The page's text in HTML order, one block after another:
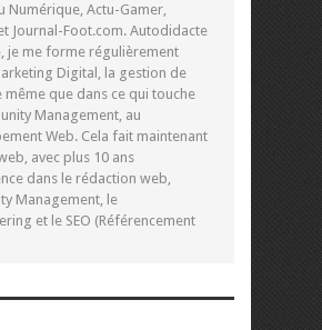
Numérique, Actu-Gamer,
Journal-Foot.com. Autodidacte
je me forme régulièrement
Digital, la gestion de
même que dans ce qui touche
Management, au
Web. Cela fait maintenant
avec plus 10 ans
dans le rédaction web,
Management, le
et le SEO (Référencement